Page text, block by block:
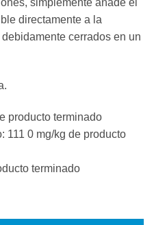
simplemente añade el
directamente a la
cerrados en un
producto terminado
111 0 mg/kg de producto
terminado
80 GRS cantidad